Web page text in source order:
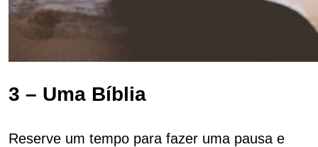
3 – Uma Bíblia
Reserve um tempo para fazer uma pausa e